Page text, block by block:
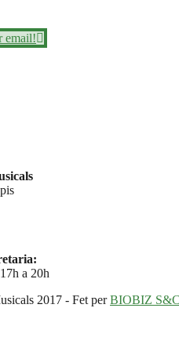
email!
a 20h
2017 - Fet perBIOBIZ S&C